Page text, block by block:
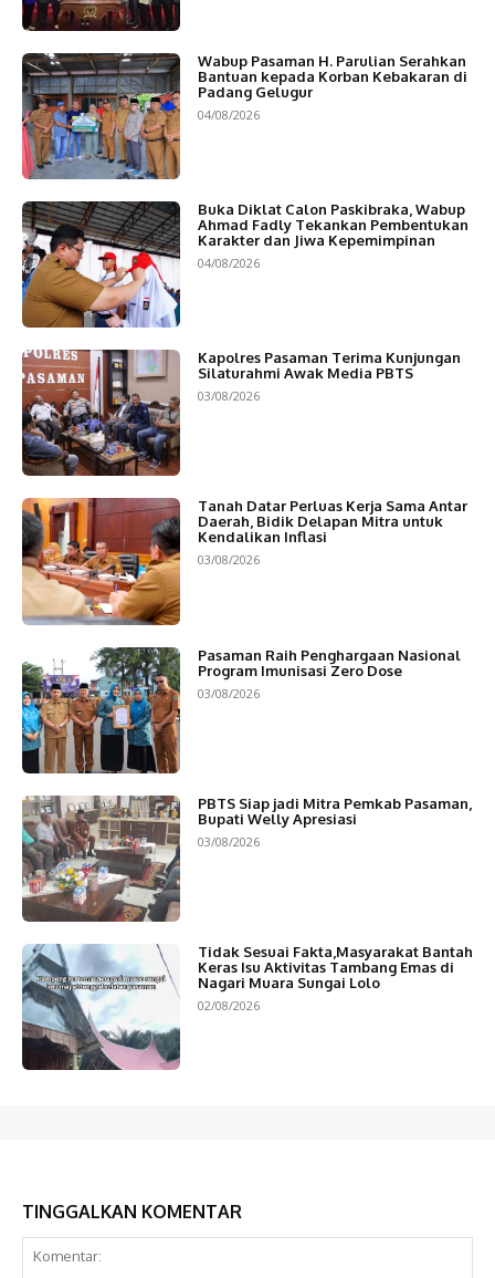
Wabup Pasaman H. Parulian Serahkan
Bantuan kepada Korban Kebakaran di
Padang Gelugur
04/08/2026
Buka Diklat Calon Paskibraka, Wabup
Ahmad Fadly Tekankan Pembentukan
Karakter dan Jiwa Kepemimpinan
04/08/2026
Kapolres Pasaman Terima Kunjungan
Silaturahmi Awak Media PBTS
03/08/2026
Tanah Datar Perluas Kerja Sama Antar
Daerah, Bidik Delapan Mitra untuk
Kendalikan Inflasi
03/08/2026
Pasaman Raih Penghargaan Nasional
Program Imunisasi Zero Dose
03/08/2026
PBTS Siap jadi Mitra Pemkab Pasaman,
Bupati Welly Apresiasi
03/08/2026
Tidak Sesuai Fakta,Masyarakat Bantah
Keras Isu Aktivitas Tambang Emas di
Nagari Muara Sungai Lolo
02/08/2026
TINGGALKAN KOMENTAR